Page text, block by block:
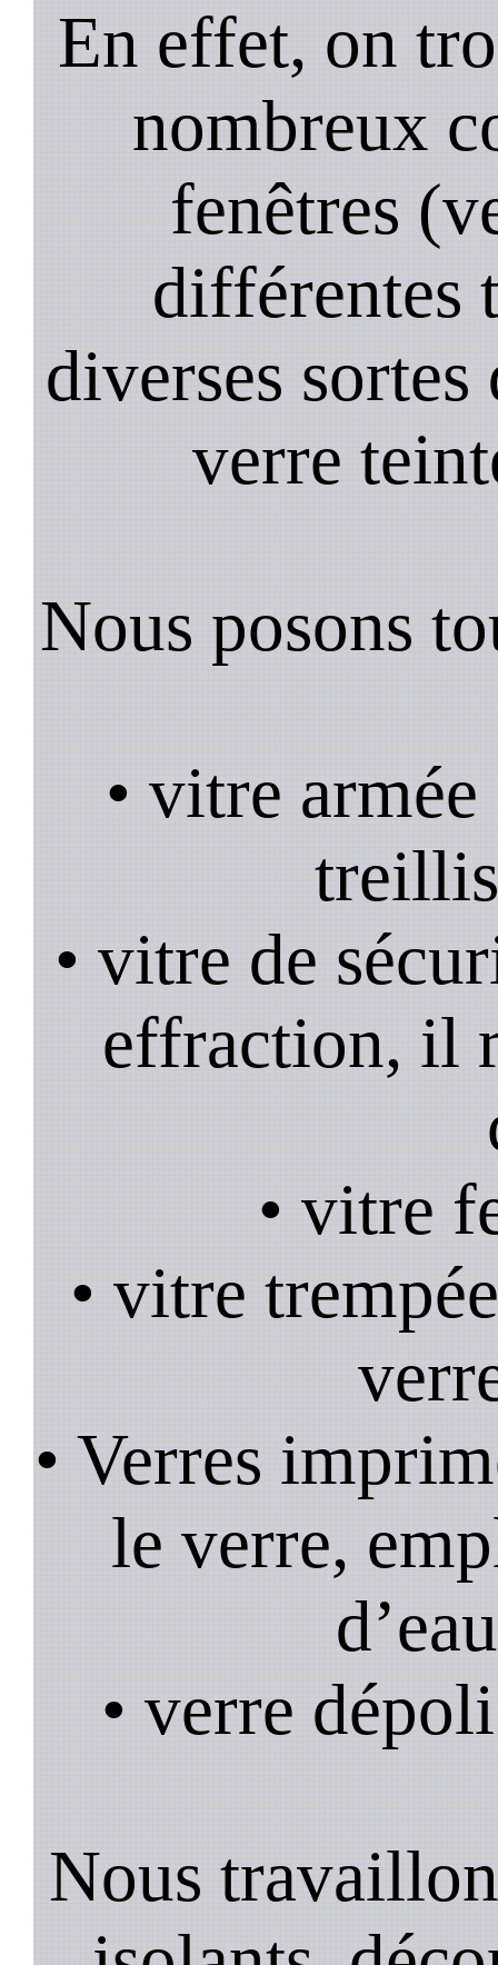
En effet, on
nombreux
fenêtres
différentes
diverses
verre
Nous posons
• vitre
• vitre de
effraction, il
• vitre
• vitre
• Verres
le verre,
• verre
Nous